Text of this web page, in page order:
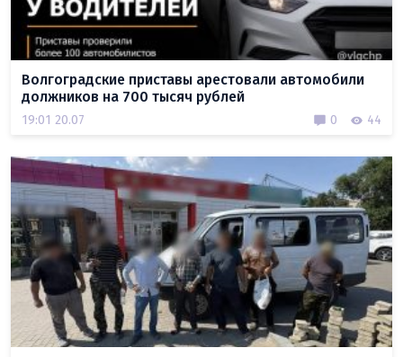
Волгоградские приставы арестовали автомобили
должников на 700 тысяч рублей
19:01 20.07 0 44